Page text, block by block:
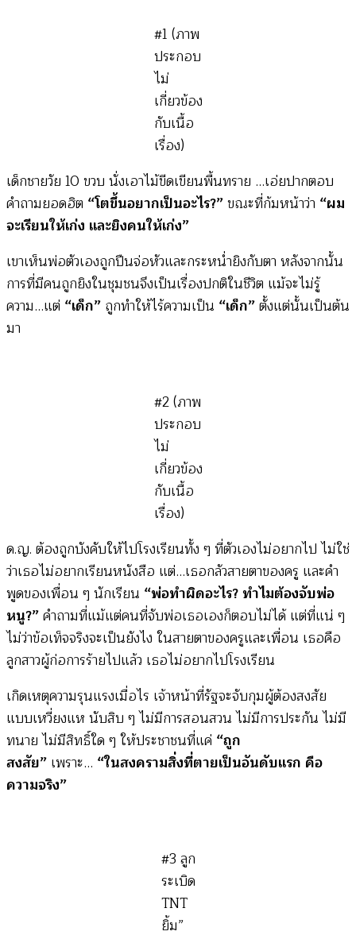
#1 (ภาพ
ประกอบ
ไม่
เกี่ยวข้อง
กับเนื้อ
เรื่อง)
เด็กชายวัย 10 ขวบ นั่งเอาไม้ขีดเขียนพื้นทราย …เอ่ยปากตอบ
คำถามยอดฮิต “โตขึ้นอยากเป็นอะไร?”ขณะที่ก้มหน้าว่า “ผม
จะเรียนให้เก่ง และยิงคนให้เก่ง”
เขาเห็นพ่อตัวเองถูกปืนจ่อหัวและกระหน่ำยิงกับตา หลังจากนั้น
การที่มีคนถูกยิงในชุมชนจึงเป็นเรื่องปกติในชีวิต แม้จะไม่รู้
ความ…แต่ “เด็ก” ถูกทำให้ไร้ความเป็น “เด็ก”ตั้งแต่นั้นเป็นต้น
มา
#2 (ภาพ
ประกอบ
ไม่
เกี่ยวข้อง
กับเนื้อ
เรื่อง)
ด.ญ. ต้องถูกบังคับให้ไปโรงเรียนทั้ง ๆ ที่ตัวเองไม่อยากไป ไม่ใช่
ว่าเธอไม่อยากเรียนหนังสือ แต่…เธอกลัวสายตาของครู และคำ
พูดของเพื่อน ๆ นักเรียน “พ่อทำผิดอะไร? ทำไมต้องจับพ่อ
หนู?”คำถามที่แม้แต่คนที่จับพ่อเธอเองก็ตอบไม่ได้ แต่ที่แน่ ๆ
ไม่ว่าข้อเท็จจริงจะเป็นยังไง ในสายตาของครูและเพื่อน เธอคือ
ลูกสาวผู้ก่อการร้ายไปแล้ว เธอไม่อยากไปโรงเรียน
เกิดเหตุความรุนแรงเมื่อไร เจ้าหน้าที่รัฐจะจับกุมผู้ต้องสงสัย
แบบเหวี่ยงแห นับสิบ ๆ ไม่มีการสอนสวน ไม่มีการประกัน ไม่มี
ทนาย ไม่มีสิทธิ์ใด ๆ ให้ประชาชนที่แค่ “ถูก
สงสัย” เพราะ… “ในสงครามสิ่งที่ตายเป็นอันดับแรก คือ
ความจริง”
#3 ลูก
ระเบิด
TNT
ยิ้ม”